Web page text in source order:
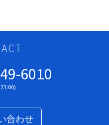
6010
合わせ